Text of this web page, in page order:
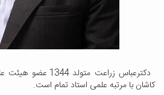
دکترعباس زراعت
کاشان با مرتبه علمی استاد تمام است.